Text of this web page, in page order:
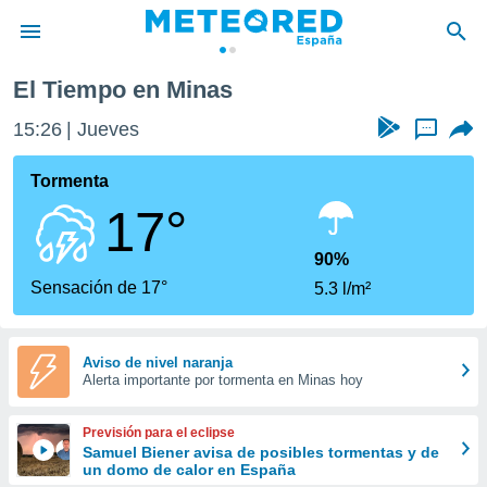
de
por
se
calidad.
a este
las
y
forma
digital
basada
El Tiempo en Minas
15:26 Jueves ...
Tormenta
17°
Sensación de 17°
90%
5.3 l/m²
Aviso de nivel naranja
Alerta importante por tormenta en Minas hoy
Previsión para el eclipse
Samuel Biener avisa de posibles tormentas y de
un domo de calor en España